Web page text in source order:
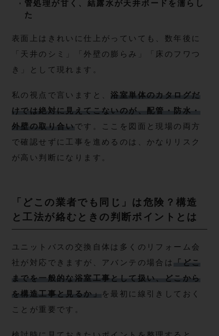
管処理が甘く、結露水が天井ボードを濡らし
た
表面上はきれいに仕上がっていても、数年後に
「天井のシミ」「外壁の膨らみ」「床のフワつ
き」として現れます。
私の視点で言いますと、浴室単体のカタログだ
けでは絶対に見えてこないのが、配管・防水・
外壁の取り合い です。ここを図面と現場の両方
で確認せずに工事を進めるのは、かなりリスク
が高い判断になります。
「どこの業者でも同じ」は危険？構造
と工法が絡むときの判断ポイントとは
ユニットバスの交換自体は多くのリフォーム会
社が対応できますが、アバンテの場合は
「どこ
までを一般的な浴室工事として扱い、どこから
を構造工事と見るか」
を最初に線引きしておく
ことが重要です。